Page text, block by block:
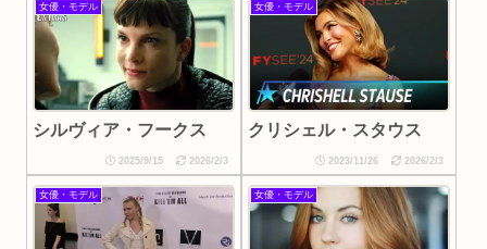
女優・モデル
シルヴィア・フークス
2025/9/15 2026/2/3
女優・モデル
クリシェル・スタウス
2023/11/26 2026/2/3
女優・モデル 女優・モデル